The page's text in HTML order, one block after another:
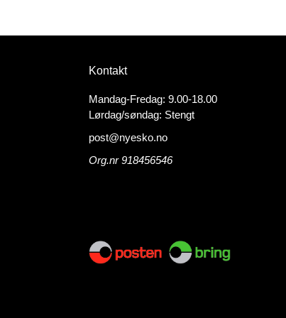
produktet
flere
Alternativene
kan
på
produktsiden
Kontakt
Mandag-Fredag: 9.00-18.00
Lørdag/søndag: Stengt
post@nyesko.no
Org.nr 918456546